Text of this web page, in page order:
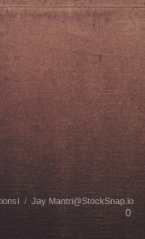
/ Jay Mantri@StockSnap.io
0